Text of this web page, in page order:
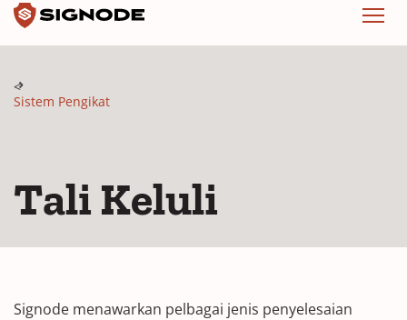
Sistem Pengikat
Tali Keluli
Signode menawarkan pelbagai jenis penyelesaian